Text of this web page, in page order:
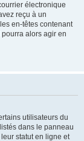
électronique
reçu à un
en-têtes contenant
alors agir en
utilisateurs du
dans le panneau
statut en ligne et